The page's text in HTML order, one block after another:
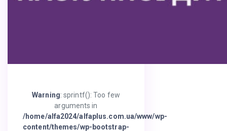
Warning: sprintf(): Too few
arguments in
/home/alfa2024/alfaplus.com.ua/www/wp-
content/themes/wp-bootstrap-